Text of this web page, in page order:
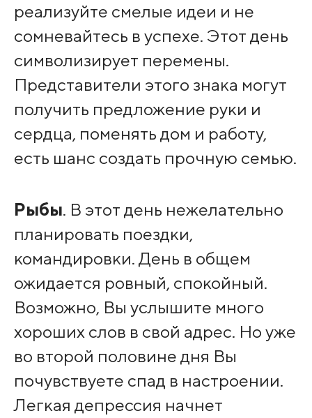
реализуйте смелые идеи и не
сомневайтесь в успехе. Этот день
символизирует перемены.
Представители этого знака могут
получить предложение руки и
сердца, поменять дом и работу,
есть шанс создать прочную семью.
Рыбы. В этот день нежелательно
планировать поездки,
командировки. День в общем
ожидается ровный, спокойный.
Возможно, Вы услышите много
хороших слов в свой адрес. Но уже
во второй половине дня Вы
почувствуете спад в настроении.
Легкая депрессия начнет